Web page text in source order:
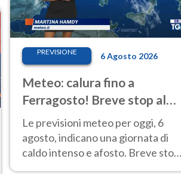
PREVISIONE 6 Agosto 2026
Meteo: calura fino a
Ferragosto! Breve stop al
Nord tra 7 e 9 agosto
Le previsioni meteo per oggi, 6
agosto, indicano una giornata di
caldo intenso e afosto. Breve stop